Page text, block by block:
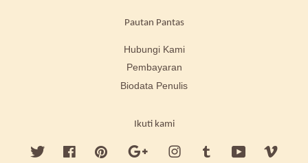
Pautan Pantas
Hubungi Kami
Pembayaran
Biodata Penulis
Ikuti kami
Twitter FacebookPinterest Google InstagramTumblr YouTube